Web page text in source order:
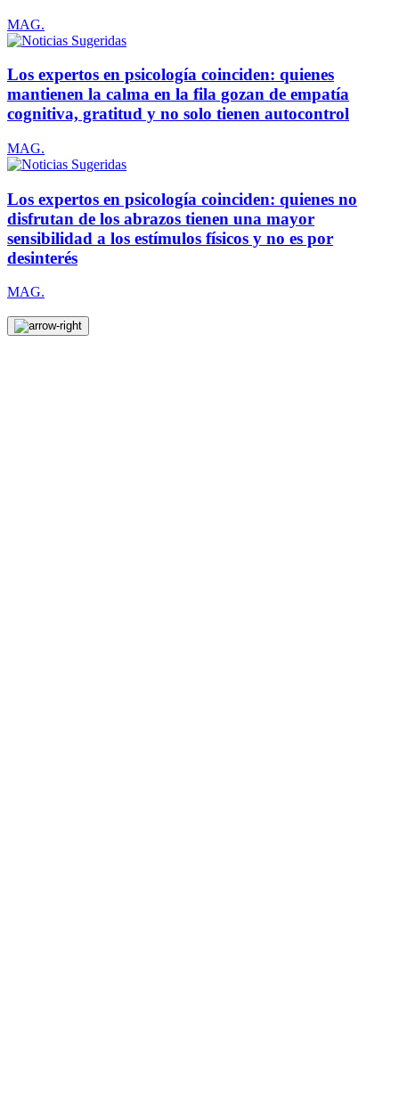
MAG.
Los expertos en psicología coinciden: quienes
mantienen la calma en la fila gozan de empatía
cognitiva, gratitud y no solo tienen autocontrol
MAG.
Los expertos en psicología coinciden: quienes no
disfrutan de los abrazos tienen una mayor
sensibilidad a los estímulos físicos y no es por
desinterés
MAG.